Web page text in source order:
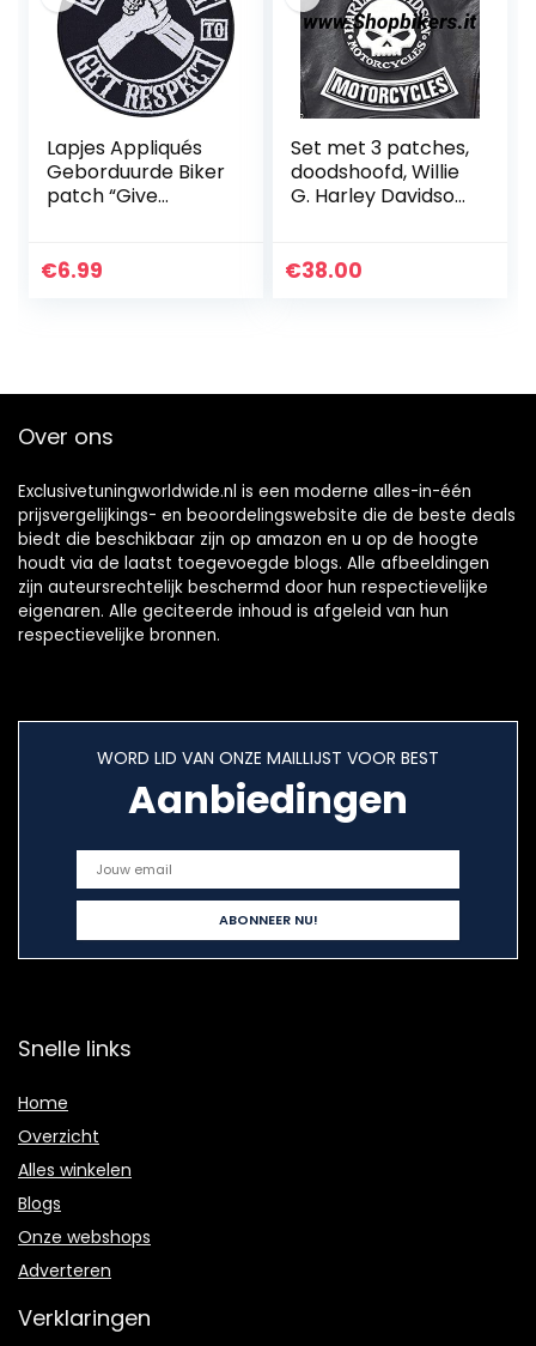
Lapjes Appliqués
Geborduurde Biker
patch “Give
op te strijken |
motoraccessoires
€6.99
Set met 3 patches,
doodshoofd, Willie
G. Harley Davidson,
XL, schouders,
Softail, Biker Club,
€38.00
Over ons
Exclusivetuningworldwide.nl is een moderne alles-in-één
prijsvergelijkings- en beoordelingswebsite die de beste deals
biedt die beschikbaar zijn op amazon en u op de hoogte
houdt via de laatst toegevoegde blogs. Alle afbeeldingen
zijn auteursrechtelijk beschermd door hun respectievelijke
eigenaren. Alle geciteerde inhoud is afgeleid van hun
respectievelijke bronnen.
WORD LID VAN ONZE MAILLIJST VOOR BEST
Aanbiedingen
Snelle links
Home
Overzicht
Alles winkelen
Blogs
Onze webshops
Adverteren
Verklaringen